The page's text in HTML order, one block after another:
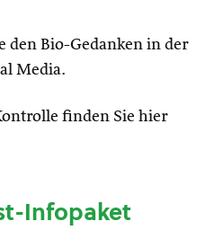
den Bio-Gedanken in der
Media.
finden Sie hier
Infopaket